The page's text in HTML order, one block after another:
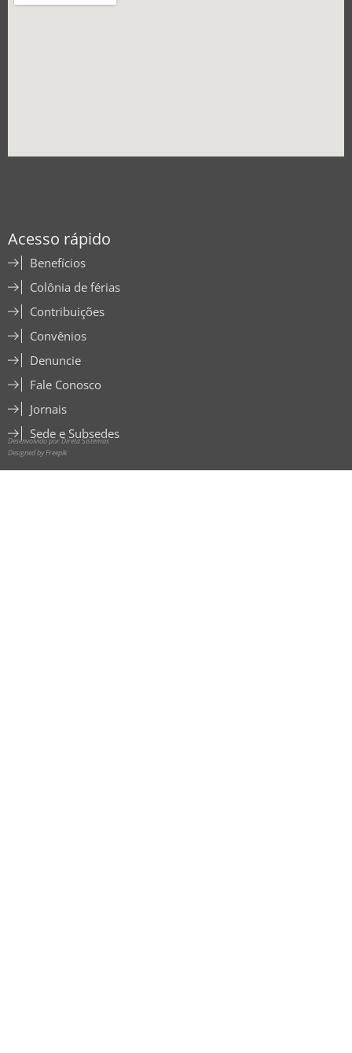
Acesso rápido
Benefícios
Colônia de férias
Contribuições
Convênios
Denuncie
Fale Conosco
Jornais
Sede e Subsedes
Desenvolvido por Direta Sistemas
Designed by Freepik